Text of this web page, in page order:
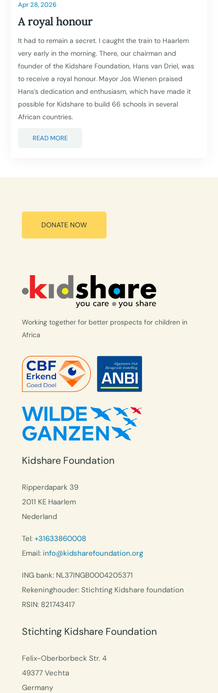
Apr 28, 2026
A royal honour
It had to remain a secret. I caught the train to Haarlem
very early in the morning. There, our chairman and
founder of the Kidshare Foundation, Hans van Driel, was
to receive a royal honour. Mayor Jos Wienen praised
Hans’s dedication and enthusiasm, which have made it
possible for Kidshare to build 66 schools in several
African countries.
READ MORE
DONATE NOW
Working together for better prospects for children in
Africa
Kidshare Foundation
Ripperdapark 39
2011 KE Haarlem
Nederland
Tel: +31633860008
Email: info@kidsharefoundation.org
ING bank: NL37INGB0004205371
Rekeninghouder: Stichting Kidshare foundation
RSIN: 821743417
Stichting Kidshare Foundation
Felix-Oberborbeck Str. 4
49377 Vechta
Germany